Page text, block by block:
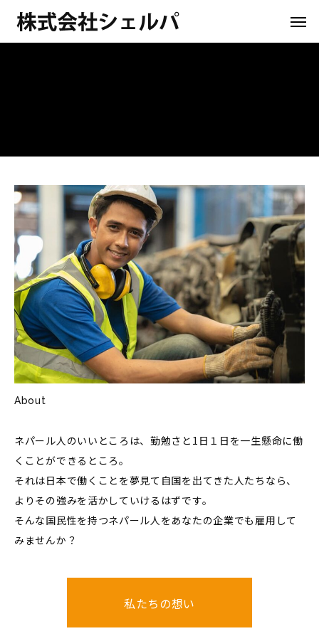
About
ネパール人のいいところは、勤勉さと1日１日を一生懸命に働
くことができるところ。
それは日本で働くことを夢見て自国を出てきた人たちなら、
よりその強みを活かしていけるはずです。
そんな国民性を持つネパール人をあなたの企業でも雇用して
みませんか？
私たちの想い